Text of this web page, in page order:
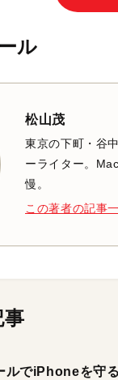
ル
松山茂
東京の下町・谷
ーライター。
慢。
この著者の記事
事
ルでiPhoneを守